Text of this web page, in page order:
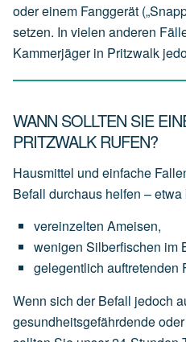
oder einem Fanggerät
setzen. In vielen anderen
Kammerjäger in Pritzwalk
WANN SOLLTEN SIE
PRITZWALK RUFEN?
Hausmittel und einfache
Befall durchaus helfen – etwa
vereinzelten Ameisen,
wenigen Silberfischen im
gelegentlich auftretenden
Wenn sich der Befall jedoch
gesundheitsgefährdende